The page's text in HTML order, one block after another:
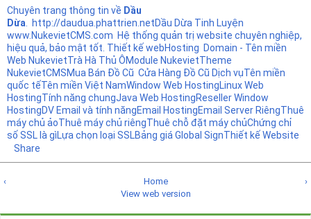
Chuyên trang thông tin về Dầu
Dừa
http://daudua.phattrien.netDầu Dừa Tinh Luyện
www.NukevietCMS.com Hệ thống quản trị website chuyên nghiệp,
hiệu quả, bảo mật tốt. Thiết kế webHosting Domain - Tên miền
Web NukevietTrà Hà Thủ ÔModule NukevietTheme
NukevietCMSMua Bán Đồ Cũ Cửa Hàng Đồ Cũ Dịch vụTên miền
quốc tếTên miền Việt NamWindow Web HostingLinux Web
HostingTính năng chungJava Web HostingReseller Window
HostingDV Email và tính năngEmail HostingEmail Server RiêngThuê
máy chủ ảoThuê máy chủ riêngThuê chỗ đặt máy chủChứng chỉ
số SSL là gìLựa chọn loại SSLBảng giá Global SignThiết kế Website
Share
‹ ›
Home
View web version